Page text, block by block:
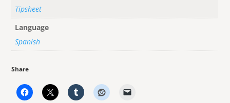
Tipsheet
Language
Spanish
Share